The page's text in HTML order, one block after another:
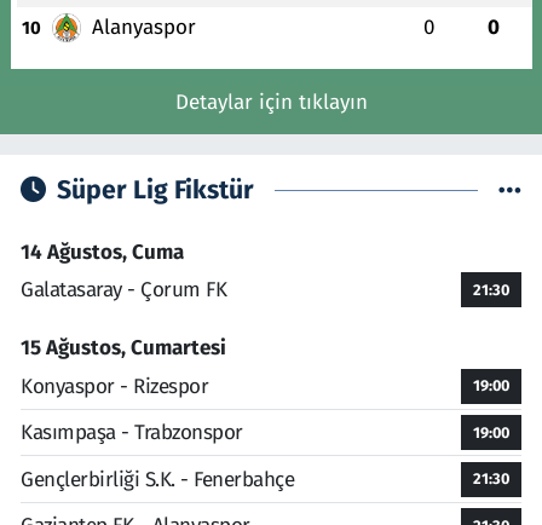
10 Alanyaspor 0 0
Detaylar için tıklayın
Süper Lig Fikstür
14 Ağustos, Cuma
Galatasaray - Çorum FK
21:30
15 Ağustos, Cumartesi
Konyaspor - Rizespor
19:00
Kasımpaşa - Trabzonspor 19:00
Gençlerbirliği S.K. - Fenerbahçe 21:30